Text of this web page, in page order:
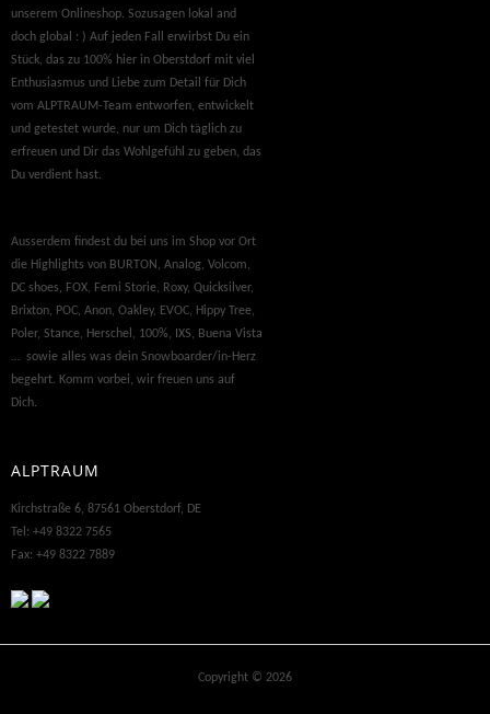
unserem Onlineshop. Sozusagen lokal and
doch global : ) Auf jeden Fall erwirbst Du ein
Stück, das zu 100% hier in Oberstdorf mit viel
Enthusiasmus und Liebe zum Detail für Dich
vom ALPTRAUM-Team entworfen, entwickelt
und getestet wurde, nur um Dich täglich zu
erfreuen und Dir das Wohlgefühl zu geben, das
Du verdient hast.
Ausserdem findest du bei uns im Shop vor Ort
die Highlights von BURTON, Analog, Volcom,
DC shoes, FOX, Femi Storie, Roxy, Quicksilver,
Brixton, POC, Anon, Oakley, EVOC, Hippy Tree,
Poler, Stance, Herschel, 100%, IXS, Buena Vista
… sowie alles was dein Snowboarder/in-Herz
begehrt. Komm vorbei, wir freuen uns auf
Dich.
ALPTRAUM
Kirchstraße 6, 87561 Oberstdorf, DE
Tel: +49 8322 7565
Fax: +49 8322 7889
Copyright © 2026